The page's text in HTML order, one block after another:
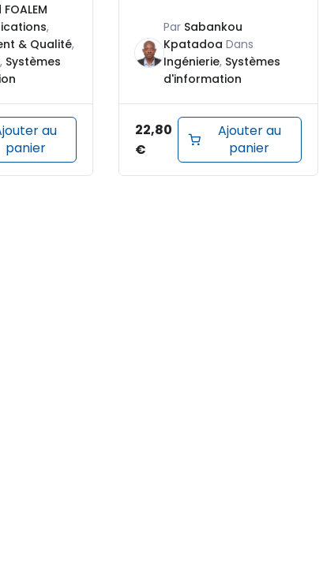
,
& Qualité,
, Systèmes
au
panier
Par Sabankou
Kpatadoa Dans
Ingénierie, Systèmes
d'information
22,80
€
Ajouter au
panier